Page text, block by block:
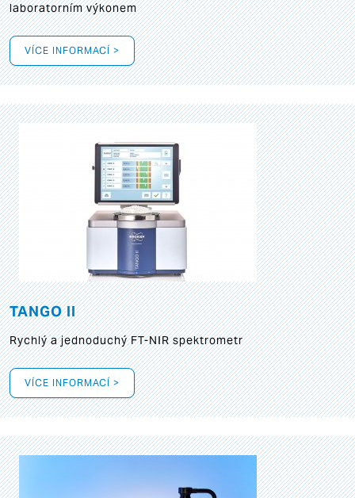
laboratorním výkonem
VÍCE INFORMACÍ >
TANGO II
Rychlý a jednoduchý FT-NIR spektrometr
VÍCE INFORMACÍ >